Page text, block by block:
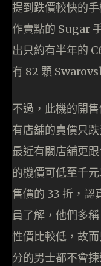
提到跌價較快的
作賣點的 Sugar
出只約有半年的
有 82 顆
不過，此機的開
有店舖的賣價只
最近有關店舖更
的機價可低至千
售價的 33 折，認
員了解，他們多
性價比較低，故
分的男士都不會